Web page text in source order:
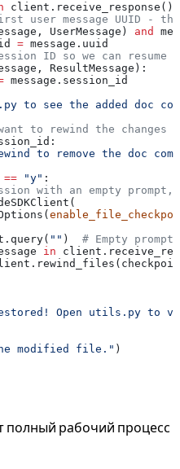
client.receive_response():
user message UUID -
UserMessage) and
= message.uuid
ID so we can resume
ResultMessage):
message.session_id
to see the added doc
to rewind the changes
to remove the doc
== "y" :
with an empty prompt,
"" ) # Empty
in
Open utils.py to
modified file." )
полный рабочий процесс